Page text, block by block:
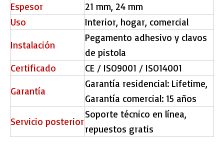
Espesor
21 mm, 24 mm
Uso
Interior, hogar, comercial
Instalación
Pegamento adhesivo y clavos
de pistola
Certificado
CE / ISO9001 / ISO14001
Garantía
Garantía residencial: Lifetime,
Garantía comercial: 15 años
Servicio posterior
Soporte técnico en línea,
repuestos gratis